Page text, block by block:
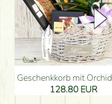
Geschenkkorb mit Orchideen und speziellen
128.80 EUR